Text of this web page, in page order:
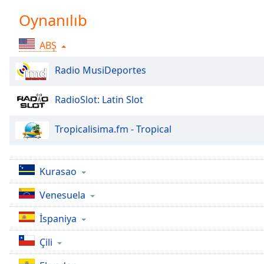
Chapters
Descriptions
descriptions
off,
selected
Subtitles
subtitles
opens
subtitles
settings
dialog
subtitles
off,
selected
Oynanılıb
ABŞ
Radio MusiDeportes
RadioSlot: Latin Slot
Tropicalisima.fm - Tropical
Kurasao
Venesuela
İspaniya
Çili